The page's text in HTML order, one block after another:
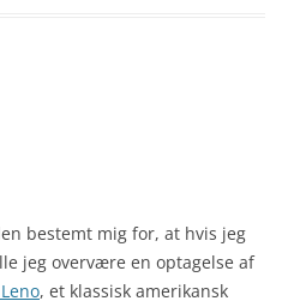
bestemt mig for, at hvis jeg
jeg overvære en optagelse af
, et klassisk amerikansk